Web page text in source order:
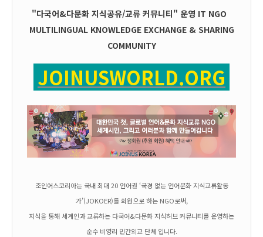
"다국어&다문화 지식공유/교류 커뮤니티" 운영 IT NGO
MULTILINGUAL KNOWLEDGE EXCHANGE & SHARING
COMMUNITY
JOINUSWORLD.ORG
조인어스코리아는 국내 최대 20 언어권 ‘국경 없는 언어문화 지식교류활동
가’(JOKOER)를 회원으로 하는 NGO로써,
지식을 통해 세계인과 교류하는 다국어&다문화 지식허브 커뮤니티를 운영하는
순수 비영리 민간외교 단체 입니다.